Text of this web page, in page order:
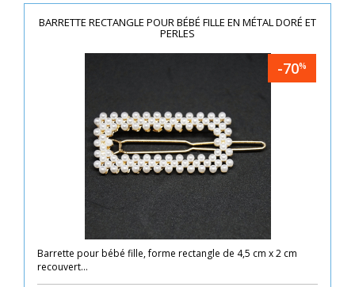
BARRETTE RECTANGLE POUR BÉBÉ FILLE EN MÉTAL DORÉ ET
PERLES
-70%
Barrette pour bébé fille, forme rectangle de 4,5 cm x 2 cm
recouvert...